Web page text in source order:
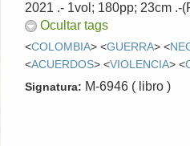
2021 .- 1vol; 180pp; 23cm .-
Ocultar tags
<COLOMBIA> <GUERRA> <
<ACUERDOS> <VIOLENCIA> <
Signatura: M-6946 ( libro )